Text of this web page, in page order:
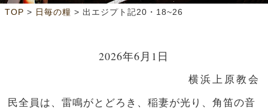
TOP > 日毎の糧 > 出エジプト記20・18~26
2026年6月1日
横浜上原教会
民全員は、雷鳴がとどろき、稲妻が光り、角笛の音